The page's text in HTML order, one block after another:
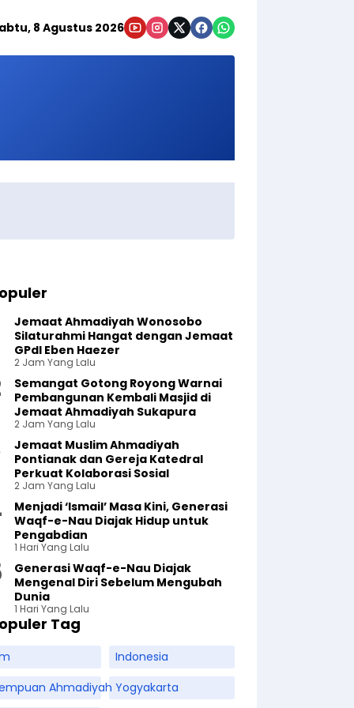
8 Agustus 2026
Jemaat Ahmadiyah Wonosobo
Silaturahmi Hangat dengan Jemaat
GPdI Eben Haezer
2 Jam Yang Lalu
Semangat Gotong Royong Warnai
Pembangunan Kembali Masjid di
Jemaat Ahmadiyah Sukapura
2 Jam Yang Lalu
Jemaat Muslim Ahmadiyah
Pontianak dan Gereja Katedral
Perkuat Kolaborasi Sosial
2 Jam Yang Lalu
Menjadi ‘Ismail’ Masa Kini, Generasi
Waqf-e-Nau Diajak Hidup untuk
Pengabdian
1 Hari Yang Lalu
Generasi Waqf-e-Nau Diajak
Mengenal Diri Sebelum Mengubah
Dunia
1 Hari Yang Lalu
Tag
Indonesia
Ahmadiyah Yogyakarta